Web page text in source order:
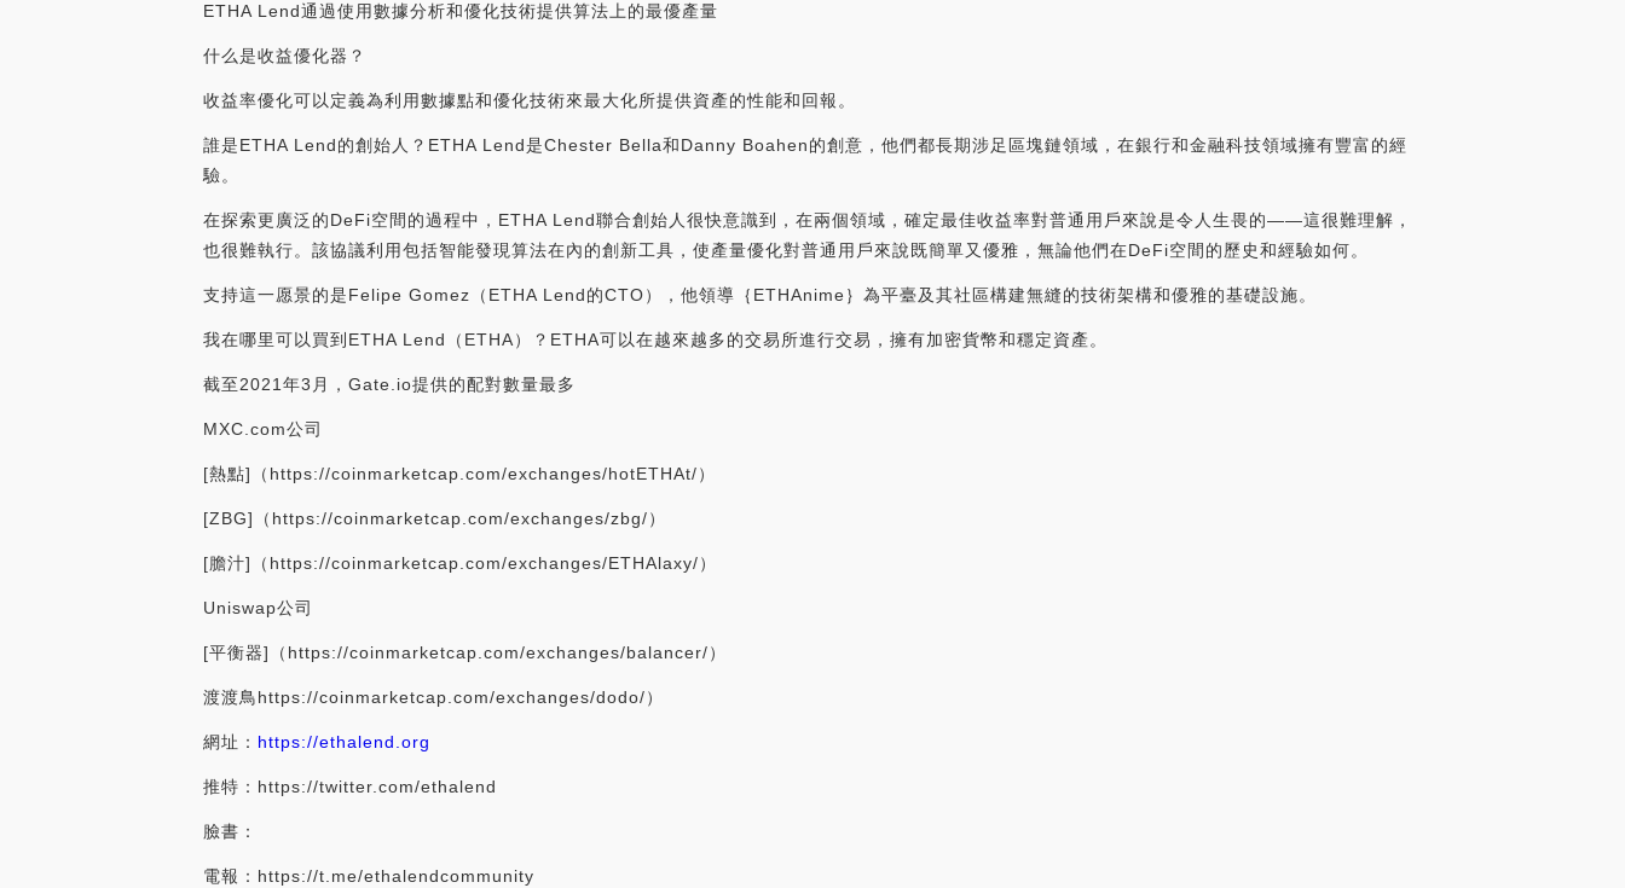
ETHA Lend通過使用數據分析和優化技術提供算法上的最優產量
什么是收益優化器？
收益率優化可以定義為利用數據點和優化技術來最大化所提供資產的性能和回報。
誰是ETHA Lend的創始人？ETHA Lend是Chester Bella和Danny Boahen的創意，他們都長期涉足區塊鏈領域，在銀行和金融科技領域擁有豐富的經
驗。
在探索更廣泛的DeFi空間的過程中，ETHA Lend聯合創始人很快意識到，在兩個領域，確定最佳收益率對普通用戶來說是令人生畏的——這很難理解，
也很難執行。該協議利用包括智能發現算法在內的創新工具，使產量優化對普通用戶來說既簡單又優雅，無論他們在DeFi空間的歷史和經驗如何。
支持這一愿景的是Felipe Gomez（ETHA Lend的CTO），他領導｛ETHAnime｝為平臺及其社區構建無縫的技術架構和優雅的基礎設施。
我在哪里可以買到ETHA Lend（ETHA）？ETHA可以在越來越多的交易所進行交易，擁有加密貨幣和穩定資產。
截至2021年3月，Gate.io提供的配對數量最多
MXC.com公司
[熱點]（https://coinmarketcap.com/exchanges/hotETHAt/）
[ZBG]（https://coinmarketcap.com/exchanges/zbg/）
[膽汁]（https://coinmarketcap.com/exchanges/ETHAlaxy/）
Uniswap公司
[平衡器]（https://coinmarketcap.com/exchanges/balancer/）
渡渡鳥https://coinmarketcap.com/exchanges/dodo/）
網址： https://ethalend.org
推特：https://twitter.com/ethalend
臉書：
電報：https://t.me/ethalendcommunity